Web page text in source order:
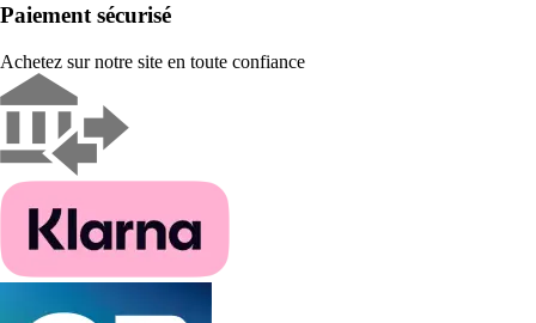
Paiement sécurisé
Achetez sur notre site en toute confiance